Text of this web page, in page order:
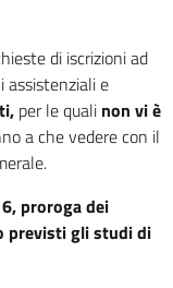
di iscrizioni ad
assistenziali e
per le quali non vi è
a che vedere con il
proroga dei
previsti gli studi di